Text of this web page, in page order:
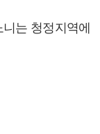
는 청정지역에